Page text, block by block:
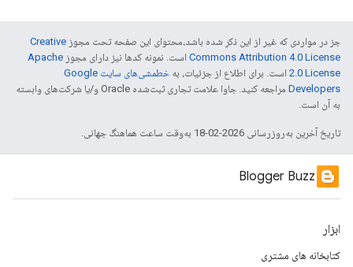
جز در مواردی که غیر از این ذکر شده باشد،‌محتوای این صفحه تحت مجوز Creative
Commons Attribution 4.0 License است. نمونه کدها نیز دارای مجوز Apache
2.0 License است. برای اطلاع از جزئیات، به
خطمشی‌های سایت Google
Developers‏
مراجعه کنید. جاوا علامت تجاری ثبت‌شده Oracle و/یا شرکت‌های وابسته
به آن است.
تاریخ آخرین به‌روزرسانی 2026-02-18 به‌وقت ساعت هماهنگ جهانی.
Blogger Buzz
ابزار
کتابخانه های مشتری